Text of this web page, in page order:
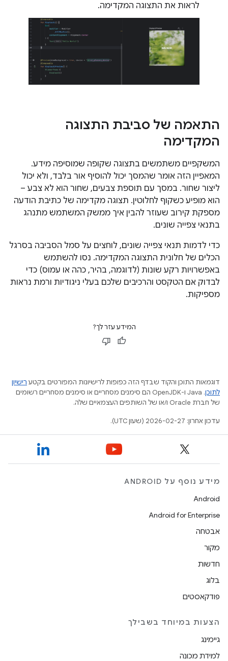
לראות את התצוגה המקדימה.
התאמה של סביבת התצוגה
המקדימה
המשקפיים משתמשים בתצוגה שקופה שמוסיפה מידע.
המאפיין הזה אומר שהמסך יכול להוסיף אור בלבד, ולא יכול
ליצור שחור. במסך עם תוספת צבעים, שחור הוא לא צבע –
הוא מופיע כשקוף לחלוטין. תצוגה מקדימה של כתיבת הודעה
מספקת קירוב שעוזר להבין איך ממשק המשתמש מתנהג
בתנאי צפייה שונים.
כדי לדמות תנאי צפייה שונים, לוחצים על סמל הסביבה בסרגל
הכלים של חלונית התצוגה המקדימה. נסו להשתמש
באפשרויות רקע שונות (לדוגמה, בהיר, כהה או עמוס) כדי
לבדוק אם הטקסט והרכיבים שלכם בעלי ניגודיות ורמת נראות
מספיקות.
המידע עזר לך?
דוגמאות התוכן והקוד שבדף הזה כפופות לרישיונות המפורטים בקטע רישיון
לתוכן
.‏ Java ו-OpenJDK הם סימנים מסחריים או סימנים מסחריים רשומים
של חברת Oracle ו/או של השותפים העצמאיים שלה.
עדכון אחרון: 2026-02-27 (שעון UTC).
מידע נוסף על ANDROID
Android
Android for Enterprise
אבטחה
מקור
חדשות
בלוג
פודקאסטים
הצעות במיוחד בשבילך
גיימינג
למידת מכונה